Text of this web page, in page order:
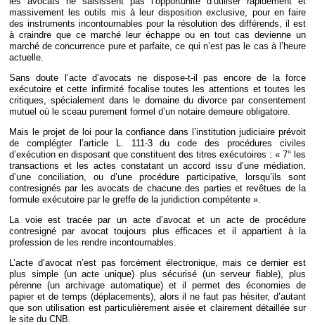
massivement les outils mis à leur disposition exclusive, pour en faire
des instruments incontournables pour la résolution des différends, il est
à craindre que ce marché leur échappe ou en tout cas devienne un
marché de concurrence pure et parfaite, ce qui n’est pas le cas à l’heure
actuelle.
Sans doute l’acte d’avocats ne dispose-t-il pas encore de la force
exécutoire et cette infirmité focalise toutes les attentions et toutes les
critiques, spécialement dans le domaine du divorce par consentement
mutuel où le sceau purement formel d’un notaire demeure obligatoire.
Mais le projet de loi pour la confiance dans l’institution judiciaire prévoit
de complégter l’article L. 111-3 du code des procédures civiles
d’exécution en disposant que constituent des titres exécutoires : « 7° les
transactions et les actes constatant un accord issu d’une médiation,
d’une conciliation, ou d’une procédure participative, lorsqu’ils sont
contresignés par les avocats de chacune des parties et revêtues de la
formule exécutoire par le greffe de la juridiction compétente ».
La voie est tracée par un acte d’avocat et un acte de procédure
contresigné par avocat toujours plus efficaces et il appartient à la
profession de les rendre incontournables.
L’acte d’avocat n’est pas forcément électronique, mais ce dernier est
plus simple (un acte unique) plus sécurisé (un serveur fiable), plus
pérenne (un archivage automatique) et il permet des économies de
papier et de temps (déplacements), alors il ne faut pas hésiter, d’autant
que son utilisation est particulièrement aisée et clairement détaillée sur
le site du CNB.